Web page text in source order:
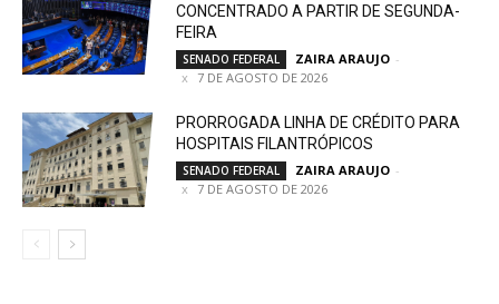
CONCENTRADO A PARTIR DE SEGUNDA-
FEIRA
SENADO FEDERAL ZAIRA ARAUJO -
7 DE AGOSTO DE 2026
PRORROGADA LINHA DE CRÉDITO PARA
HOSPITAIS FILANTRÓPICOS
SENADO FEDERAL ZAIRA ARAUJO -
7 DE AGOSTO DE 2026